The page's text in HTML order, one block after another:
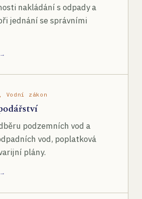
nakládání s odpady a
jednání se správními
Vodní zákon
podzemních vod a
vod, poplatková
plány.